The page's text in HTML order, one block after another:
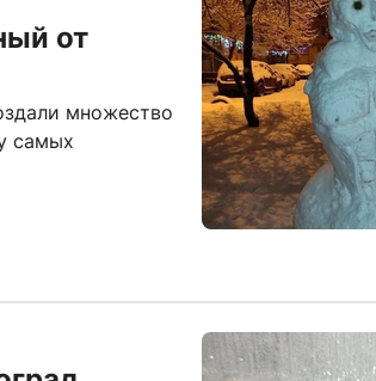
от
множество
самых